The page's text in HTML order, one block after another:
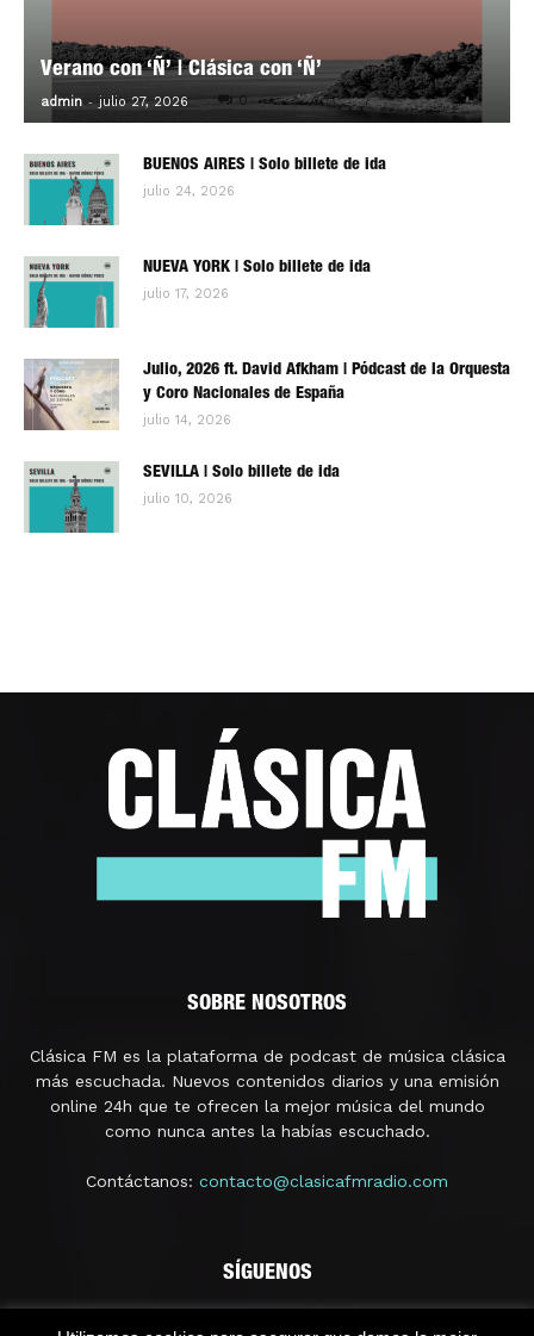
Verano con ‘Ñ’ | Clásica con ‘Ñ’
admin - julio 27, 2026 0
BUENOS AIRES | Solo billete de ida
julio 24, 2026
NUEVA YORK | Solo billete de ida
julio 17, 2026
Julio, 2026 ft. David Afkham | Pódcast de la Orquesta
y Coro Nacionales de España
julio 14, 2026
SEVILLA | Solo billete de ida
julio 10, 2026
SOBRE NOSOTROS
Clásica FM es la plataforma de podcast de música clásica
más escuchada. Nuevos contenidos diarios y una emisión
online 24h que te ofrecen la mejor música del mundo
como nunca antes la habías escuchado.
Contáctanos: contacto@clasicafmradio.com
SÍGUENOS